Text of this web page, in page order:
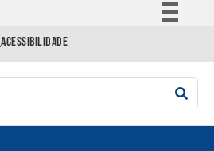
Comunica BR
Acesso à informação
ACESSIBILIDADE